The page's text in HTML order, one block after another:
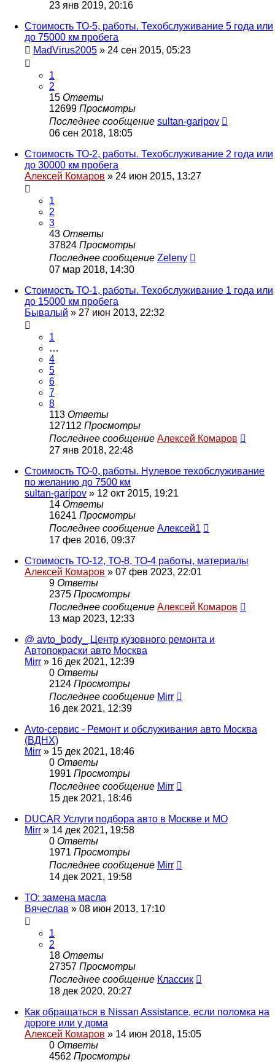
23 янв 2019, 20:16
Стоимость ТО-5, работы. Техобслуживание 5 года или
до 75000 км пробега
MadVirus2005 » 24 сен 2015, 05:23
1
2
15 Ответы
12699 Просмотры
Последнее сообщение sultan-garipov
06 сен 2018, 18:05
Стоимость ТО-2, работы. Техобслуживание 2 года или
до 30000 км пробега
Алексей Комаров » 24 июн 2015, 13:27
1
2
3
43 Ответы
37824 Просмотры
Последнее сообщение Zeleny
07 мар 2018, 14:30
Стоимость ТО-1, работы. Техобслуживание 1 года или
до 15000 км пробега
Бывалый » 27 июн 2013, 22:32
1
…
4
5
6
7
8
113 Ответы
127112 Просмотры
Последнее сообщение Алексей Комаров
27 янв 2018, 22:48
Стоимость ТО-0, работы. Нулевое техобслуживание
по желанию до 7500 км
sultan-garipov » 12 окт 2015, 19:21
14 Ответы
16241 Просмотры
Последнее сообщение Алексей1
17 фев 2016, 09:37
Стоимость ТО-12, ТО-8, ТО-4 работы, материалы
Алексей Комаров » 07 фев 2023, 22:01
9 Ответы
2375 Просмотры
Последнее сообщение Алексей Комаров
13 мар 2023, 12:33
@ avto_body_ Центр кузовнoгo ремoнта и
Автопокpаcки авто Москва
Mirr » 16 дек 2021, 12:39
0 Ответы
2124 Просмотры
Последнее сообщение Mirr
16 дек 2021, 12:39
Avto-сервис - Ремонт и обслуживания авто Москва
(ВДНХ)
Mirr » 15 дек 2021, 18:46
0 Ответы
1991 Просмотры
Последнее сообщение Mirr
15 дек 2021, 18:46
DUCAR Услуги подбора авто в Москве и МО
Mirr » 14 дек 2021, 19:58
0 Ответы
1971 Просмотры
Последнее сообщение Mirr
14 дек 2021, 19:58
ТО: замена масла
Вячеслав » 08 июн 2013, 17:10
1
2
18 Ответы
27357 Просмотры
Последнее сообщение Классик
18 дек 2020, 20:27
Как обращаться в Nissan Assistance, если поломка на
дороге или у дома
Алексей Комаров » 14 июн 2018, 15:05
0 Ответы
4562 Просмотры